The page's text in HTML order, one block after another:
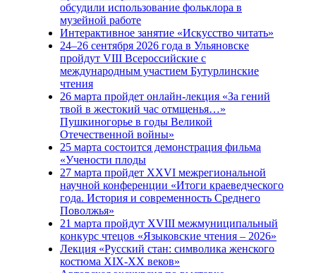
обсудили использование фольклора в
музейной работе
Интерактивное занятие «Искусство читать»
24–26 сентября 2026 года в Ульяновске
пройдут VIII Всероссийские с
международным участием Бутурлинские
чтения
26 марта пройдет онлайн-лекция «За гений
твой в жестокий час отмщенья…»
Пушкиногорье в годы Великой
Отечественной войны»
25 марта состоится демонстрация фильма
«Учености плоды
27 марта пройдет XXVI межрегиональной
научной конференции «Итоги краеведческого
года. История и современность Среднего
Поволжья»
21 марта пройдут XVIII межмуниципальный
конкурс чтецов «Языковские чтения – 2026»
Лекция «Русский стан: символика женского
костюма XIX-XX веков»